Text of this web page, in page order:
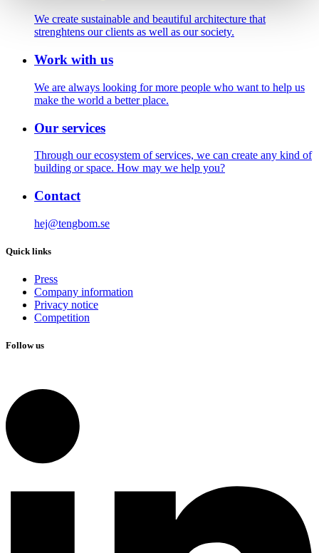
We create sustainable and beautiful architecture that
strenghtens our clients as well as our society.
Work with us
We are always looking for more people who want to help us
make the world a better place.
Our services
Through our ecosystem of services, we can create any kind of
building or space. How may we help you?
Contact
hej@tengbom.se
Quick links
Press
Company information
Privacy notice
Competition
Follow us